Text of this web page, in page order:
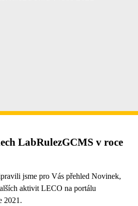
LabRulezGCMS v roce
jsme pro Vás přehled Novinek,
aktivit LECO na portálu
2021.